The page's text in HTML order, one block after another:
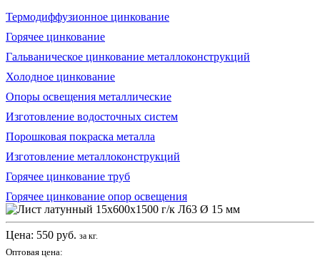
Термодиффузионное цинкование
Горячее цинкование
Гальваническое цинкование металлоконструкций
Холодное цинкование
Опоры освещения металлические
Изготовление водосточных систем
Порошковая покраска металла
Изготовление металлоконструкций
Горячее цинкование труб
Горячее цинкование опор освещения
Цена: 550 руб. за кг.
Оптовая цена: